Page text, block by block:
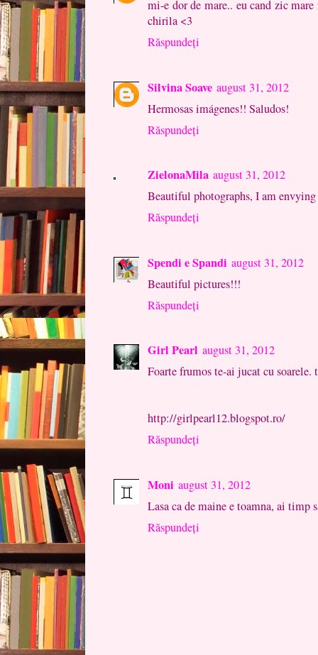
mi-e dor de mare.. eu cand zic
chirila <3
Răspundeți
Silvina Soave august 31, 2012
Hermosas imágenes!! Saludos!
Răspundeți
ZielonaMila august 31, 2012
Beautiful photographs, I am
Răspundeți
Spendi e Spandi august 31, 2012
Beautiful pictures!!!
Răspundeți
Girl Pearl august 31, 2012
Foarte frumos te-ai jucat cu soarele.
http://girlpearl12.blogspot.ro/
Răspundeți
Moni august 31, 2012
Lasa ca de maine e toamna, ai timp
Răspundeți